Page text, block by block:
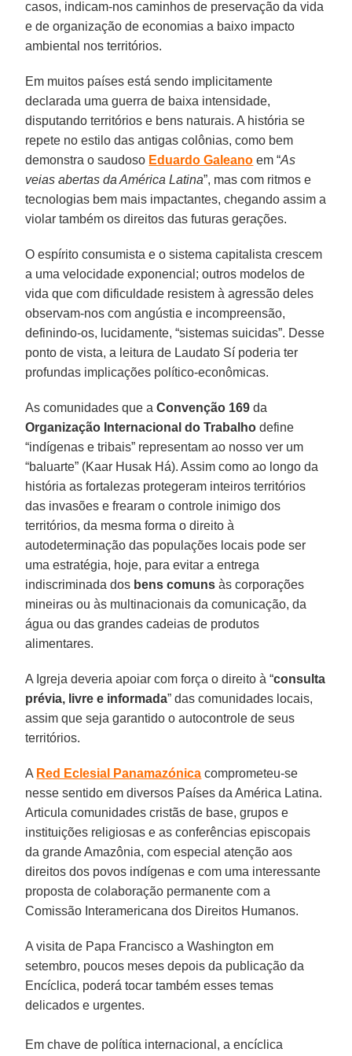
casos, indicam-nos caminhos de preservação da vida
e de organização de economias a baixo impacto
ambiental nos territórios.
Em muitos países está sendo implicitamente
declarada uma guerra de baixa intensidade,
disputando territórios e bens naturais. A história se
repete no estilo das antigas colônias, como bem
demonstra o saudoso Eduardo Galeano em “As
veias abertas da América Latina”, mas com ritmos e
tecnologias bem mais impactantes, chegando assim a
violar também os direitos das futuras gerações.
O espírito consumista e o sistema capitalista crescem
a uma velocidade exponencial; outros modelos de
vida que com dificuldade resistem à agressão deles
observam-nos com angústia e incompreensão,
definindo-os, lucidamente, “sistemas suicidas”. Desse
ponto de vista, a leitura de Laudato Sí poderia ter
profundas implicações político-econômicas.
As comunidades que aConvenção 169 da
Organização Internacional do Trabalho define
“indígenas e tribais” representam ao nosso ver um
“baluarte” (Kaar Husak Há). Assim como ao longo da
história as fortalezas protegeram inteiros territórios
das invasões e frearam o controle inimigo dos
territórios, da mesma forma o direito à
autodeterminação das populações locais pode ser
uma estratégia, hoje, para evitar a entrega
indiscriminada dos bens comuns às corporações
mineiras ou às multinacionais da comunicação, da
água ou das grandes cadeias de produtos
alimentares.
A Igreja deveria apoiar com força o direito à “consulta
prévia, livre e informada” das comunidades locais,
assim que seja garantido o autocontrole de seus
territórios.
A Red Eclesial Panamazónica comprometeu-se
nesse sentido em diversos Países da América Latina.
Articula comunidades cristãs de base, grupos e
instituições religiosas e as conferências episcopais
da grande Amazônia, com especial atenção aos
direitos dos povos indígenas e com uma interessante
proposta de colaboração permanente com a
Comissão Interamericana dos Direitos Humanos.
A visita de Papa Francisco a Washington em
setembro, poucos meses depois da publicação da
Encíclica, poderá tocar também esses temas
delicados e urgentes.
Em chave de política internacional, a encíclica